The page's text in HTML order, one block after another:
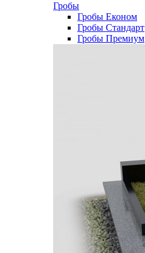
Гробы
Гробы Економ
Гробы Стандарт
Гробы Премиум